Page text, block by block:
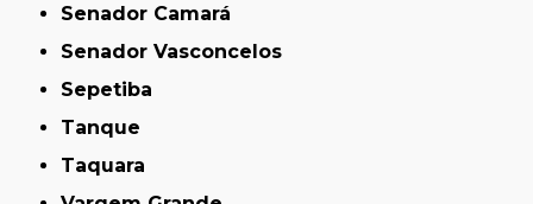
Senador Camará
Senador Vasconcelos
Sepetiba
Tanque
Taquara